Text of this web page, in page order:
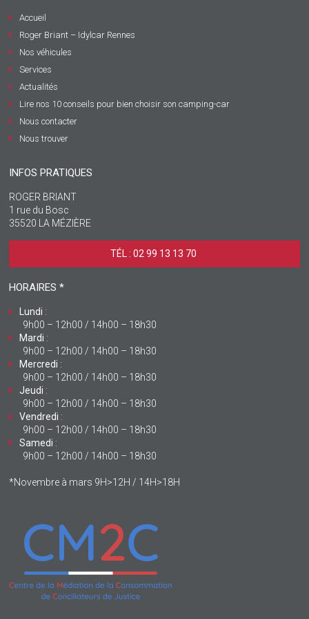
Accueil
Roger Briant – Idylcar Rennes
Nos véhicules
Services
Actualités
Lire nos 10 conseils pour bien choisir son camping-car
Nous contacter
Nous trouver
INFOS PRATIQUES
ROGER BRIANT
1 rue du Bosc
35520 LA MÉZIÈRE
TÉL : 02 99 13 13 70 ‎
HORAIRES *
Lundi :
9h00 – 12h00 / 14h00 – 18h30
Mardi :
9h00 – 12h00 / 14h00 – 18h30
Mercredi :
9h00 – 12h00 / 14h00 – 18h30
Jeudi :
9h00 – 12h00 / 14h00 – 18h30
Vendredi :
9h00 – 12h00 / 14h00 – 18h30
Samedi :
9h00 – 12h00 / 14h00 – 18h30
*Novembre à mars 9H>12H / 14H>18H